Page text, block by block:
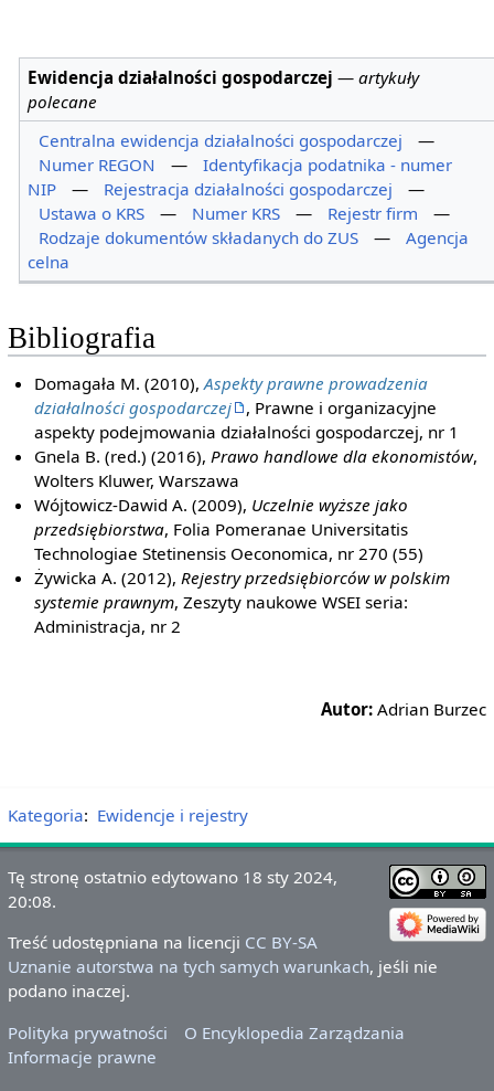
Ewidencja działalności gospodarczej —artykuły
polecane
Centralna ewidencja działalności gospodarczej
—
Numer REGON
—
Identyfikacja podatnika - numer
NIP
— Rejestracja działalności gospodarczej
—
Ustawa o KRS
— Numer KRS — Rejestr firm
—
Rodzaje dokumentów składanych do ZUS
—
Agencja
celna
Bibliografia
Domagała M. (2010),Aspekty prawne prowadzenia
działalności gospodarczej
, Prawne i organizacyjne
aspekty podejmowania działalności gospodarczej, nr 1
Gnela B. (red.) (2016),Prawo handlowe dla ekonomistów,
Wolters Kluwer, Warszawa
Wójtowicz-Dawid A. (2009), Uczelnie wyższe jako
przedsiębiorstwa, Folia Pomeranae Universitatis
Technologiae Stetinensis Oeconomica, nr 270 (55)
Żywicka A. (2012),Rejestry przedsiębiorców w polskim
systemie prawnym, Zeszyty naukowe WSEI seria:
Administracja, nr 2
Autor: Adrian Burzec
Kategoria: Ewidencje i rejestry
Tę stronę ostatnio edytowano 18 sty 2024,
20:08.
Treść udostępniana na licencji CC BY-SA
Uznanie autorstwa na tych samych warunkach, jeśli nie
podano inaczej.
Polityka prywatności
O Encyklopedia Zarządzania
Informacje prawne